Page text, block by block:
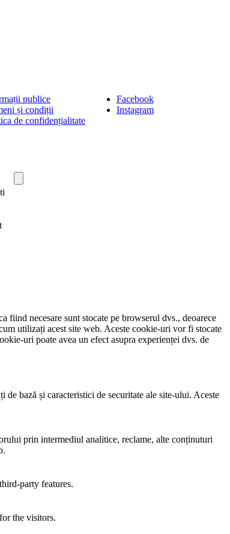
publice
și condiții
de confidențialitate
Facebook
Instagram
necesare sunt stocate pe browserul dvs., deoarece
utilizați acest site web. Aceste cookie-uri vor fi stocate
uri poate avea un efect asupra experienței dvs. de
bază și caracteristici de securitate ale site-ului. Aceste
prin intermediul analitice, reclame, alte conținuturi
party features.
the visitors.